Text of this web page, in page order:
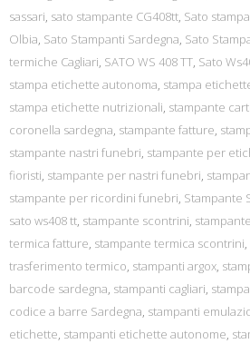
sassari, sato stampante CG408tt, Sato
Olbia, Sato Stampanti Sardegna, Sato
termiche Cagliari, SATO WS 408 TT, Sato
stampa etichette autonoma, stampa
stampa etichette nutrizionali, stampante
coronella sardegna, stampante fatture,
stampante nastri funebri, stampante per
fioristi, stampante per nastri funebri,
stampante per ricordini funebri, Stampante
sato ws408 tt, stampante scontrini,
termica fatture, stampante termica scontrini,
trasferimento termico, stampanti argox,
barcode sardegna, stampanti cagliari,
codice a barre Sardegna, stampanti
etichette, stampanti etichette autonome,